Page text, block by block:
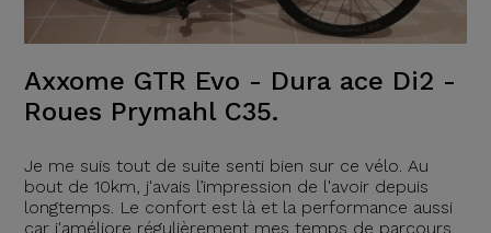
Axxome GTR Evo - Dura ace Di2 -
Roues Prymahl C35.
Je me suis tout de suite senti bien sur ce vélo. Au
bout de 10km, j'avais l’impression de l'avoir depuis
longtemps. Le confort est là et la performance aussi
car j'améliore régulièrement mes temps de parcours